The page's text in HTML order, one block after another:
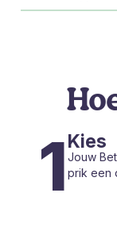
1Kies
Jouw
prik een